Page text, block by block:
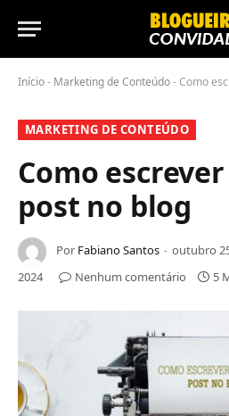
Início- Marketing de Conteúdo-Como
MARKETING DE CONTEÚDO
Como
post no blog
Por Fabiano Santos outubro
2024
Nenhum comentário 5